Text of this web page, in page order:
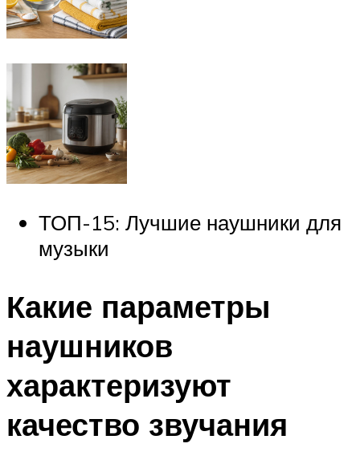
ТОП-15: Лучшие наушники для
музыки
Какие параметры
наушников
характеризуют
качество звучания